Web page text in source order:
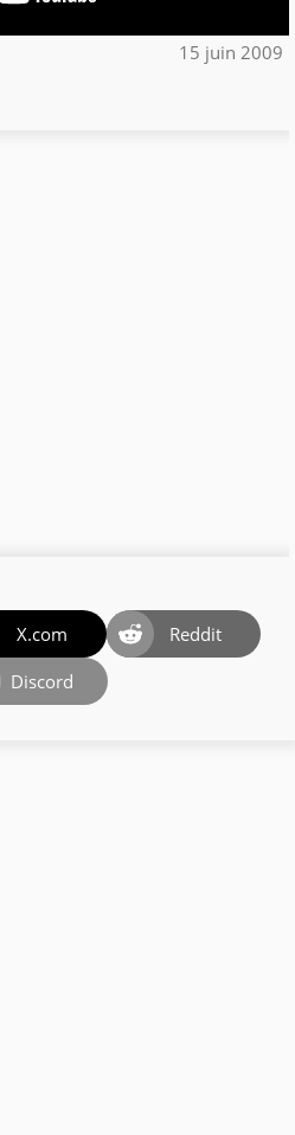
15 juin 2009
X.com
Reddit
Discord